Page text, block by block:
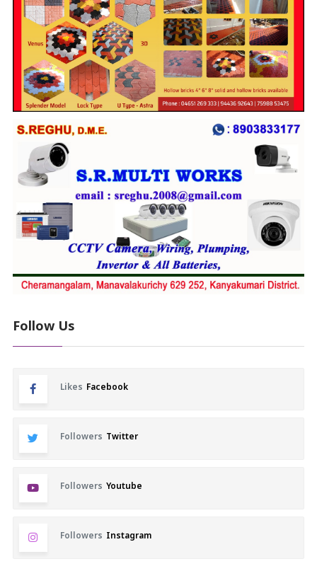
Follow Us
Likes Facebook
Followers Twitter
Followers Youtube
Followers Instagram